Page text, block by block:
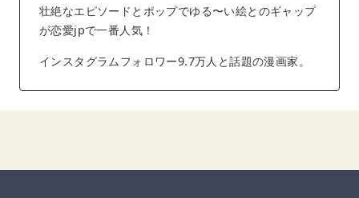
壮絶なエピソードとポップでゆる〜い絵とのギャップ
が恋愛jpで一番人気！
インスタグラムフォロワー9.7万人と話題の漫画家。